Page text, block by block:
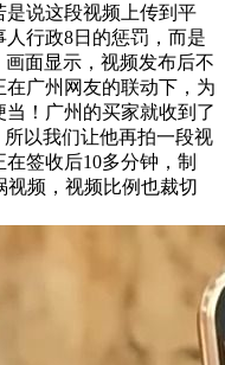
说这段视频上传到平
行政8日的惩罚，而是
面显示，视频发布后不
广州网友的联动下，为
！广州的买家就收到了
以我们让他再拍一段视
签收后10多分钟，制
频，视频比例也裁切